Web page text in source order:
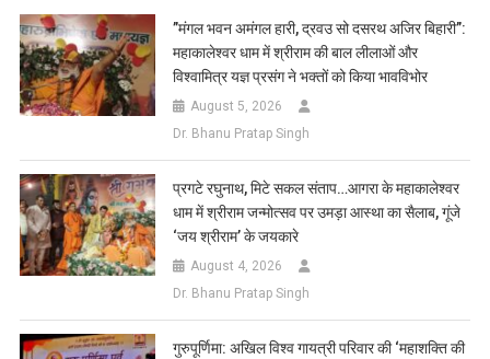
List
​”मंगल भवन अमंगल हारी, द्रवउ सो दसरथ अजिर बिहारी”:
महाकालेश्वर धाम में श्रीराम की बाल लीलाओं और
विश्वामित्र यज्ञ प्रसंग ने भक्तों को किया भावविभोर
August 5, 2026
Dr. Bhanu Pratap Singh
प्रगटे रघुनाथ, मिटे सकल संताप…आगरा के महाकालेश्वर
धाम में श्रीराम जन्मोत्सव पर उमड़ा आस्था का सैलाब, गूंजे
‘जय श्रीराम’ के जयकारे
August 4, 2026
Dr. Bhanu Pratap Singh
गुरुपूर्णिमा: अखिल विश्व गायत्री परिवार की ‘महाशक्ति की